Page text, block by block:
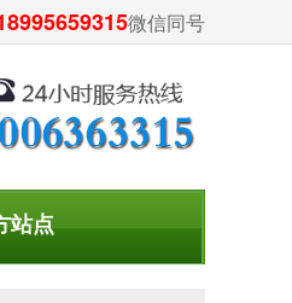
微信同号
站点